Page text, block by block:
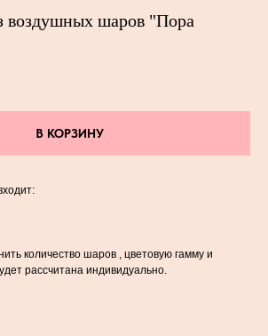
воздушных шаров "Пора
В КОРЗИНУ
количество шаров , цветовую гамму и
рассчитана индивидуально.